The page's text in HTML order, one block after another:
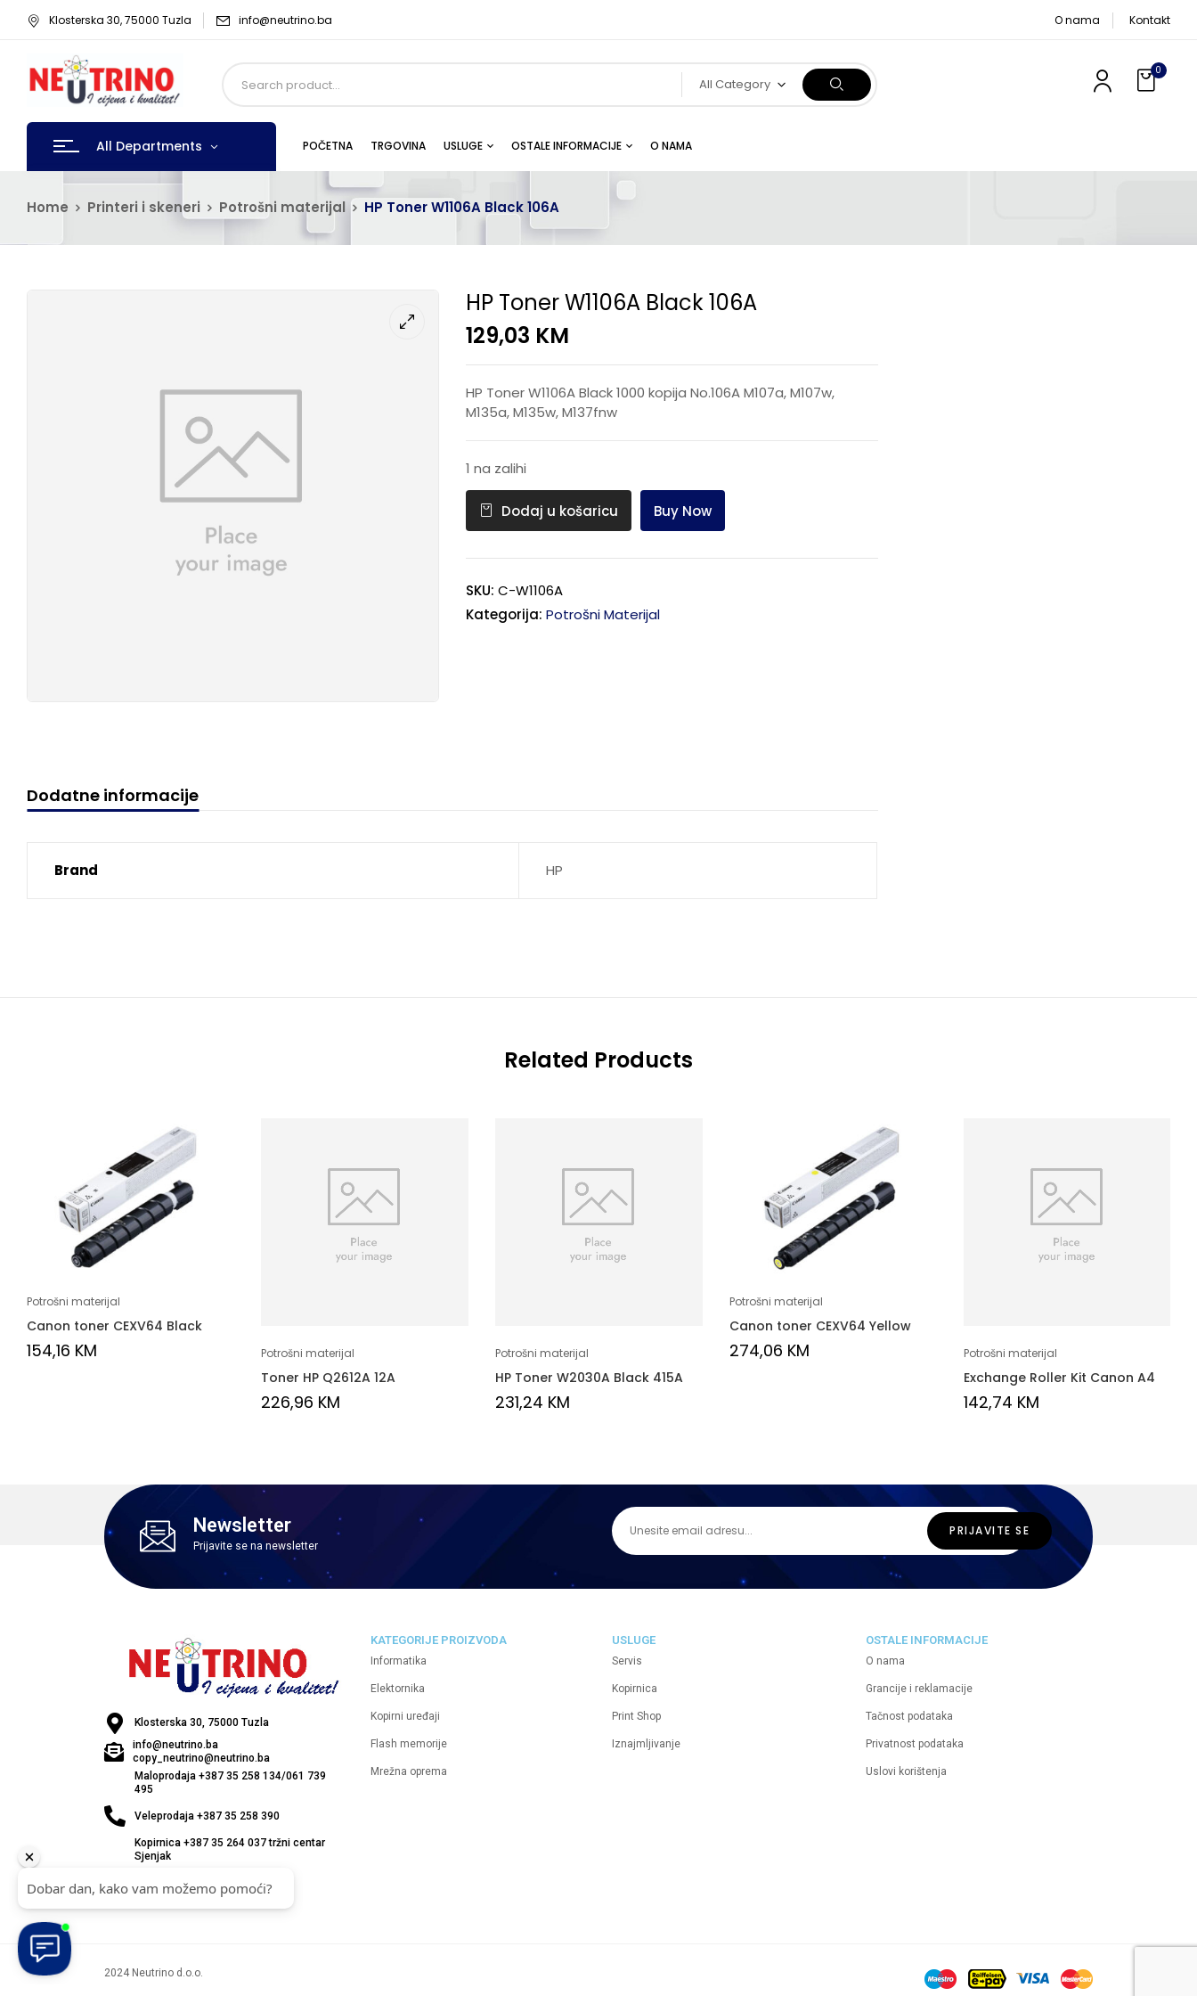
Klosterska 30, 75000 Tuzla info@neutrino.ba O nama Kontakt
All Category
0
All Departments POČETNA TRGOVINA USLUGE OSTALE INFORMACIJE O NAMA
Home Printeri i skeneri Potrošni materijal HP Toner W1106A Black 106A
HP Toner W1106A Black 106A
129,03 KM
HP Toner W1106A Black 1000 kopija No.106A M107a, M107w,
M135a, M135w, M137fnw
1 na zalihi
Dodaj u košaricu Buy Now
SKU: C-W1106A
Kategorija: Potrošni Materijal
Dodatne informacije
Brand HP
Related Products
Potrošni materijal
Canon toner CEXV64 Black
154,16 KM Potrošni materijal
Toner HP Q2612A 12A
226,96 KM
Potrošni materijal
HP Toner W2030A Black 415A
231,24 KM
Potrošni materijal
Canon toner CEXV64 Yellow
274,06 KM Potrošni materijal
Exchange Roller Kit Canon A4
142,74 KM
Newsletter
Prijavite se na newsletter
Klosterska 30, 75000 Tuzla
info@neutrino.ba
copy_neutrino@neutrino.ba
Maloprodaja +387 35 258 134/061 739
495
Veleprodaja +387 35 258 390
Kopirnica +387 35 264 037 tržni centar
Sjenjak
KATEGORIJE PROIZVODA
Informatika
Elektornika
Kopirni uređaji
Flash memorije
Mrežna oprema
USLUGE
Servis
Kopirnica
Print Shop
Iznajmljivanje
OSTALE INFORMACIJE
O nama
Grancije i reklamacije
Tačnost podataka
Privatnost podataka
Uslovi korištenja
2024 Neutrino d.o.o.